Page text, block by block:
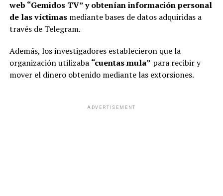
web “Gemidos TV” y obtenían información personal
de las víctimas mediante bases de datos adquiridas a
través de Telegram.
Además, los investigadores establecieron que la
organización utilizaba “cuentas mula” para recibir y
mover el dinero obtenido mediante las extorsiones.
ADVERTISEMENT